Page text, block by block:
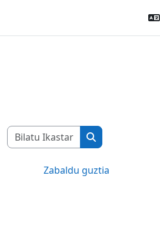
Bilatu Ikastaroak
Bilatu Ikastaroak
Zabaldu guztia